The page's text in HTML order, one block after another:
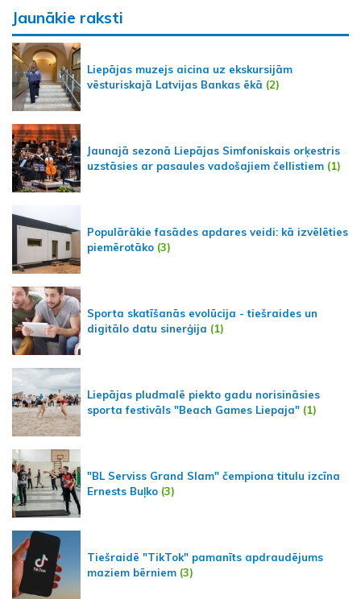
Jaunākie raksti
Liepājas muzejs aicina uz ekskursijām
vēsturiskajā Latvijas Bankas ēkā (2)
Jaunajā sezonā Liepājas Simfoniskais orķestris
uzstāsies ar pasaules vadošajiem čellistiem (1)
Populārākie fasādes apdares veidi: kā izvēlēties
piemērotāko (3)
Sporta skatīšanās evolūcija - tiešraides un
digitālo datu sinerģija (1)
Liepājas pludmalē piekto gadu norisināsies
sporta festivāls "Beach Games Liepaja" (1)
"BL Serviss Grand Slam" čempiona titulu izcīna
Ernests Buļko (3)
Tiešraidē "TikTok" pamanīts apdraudējums
maziem bērniem (3)